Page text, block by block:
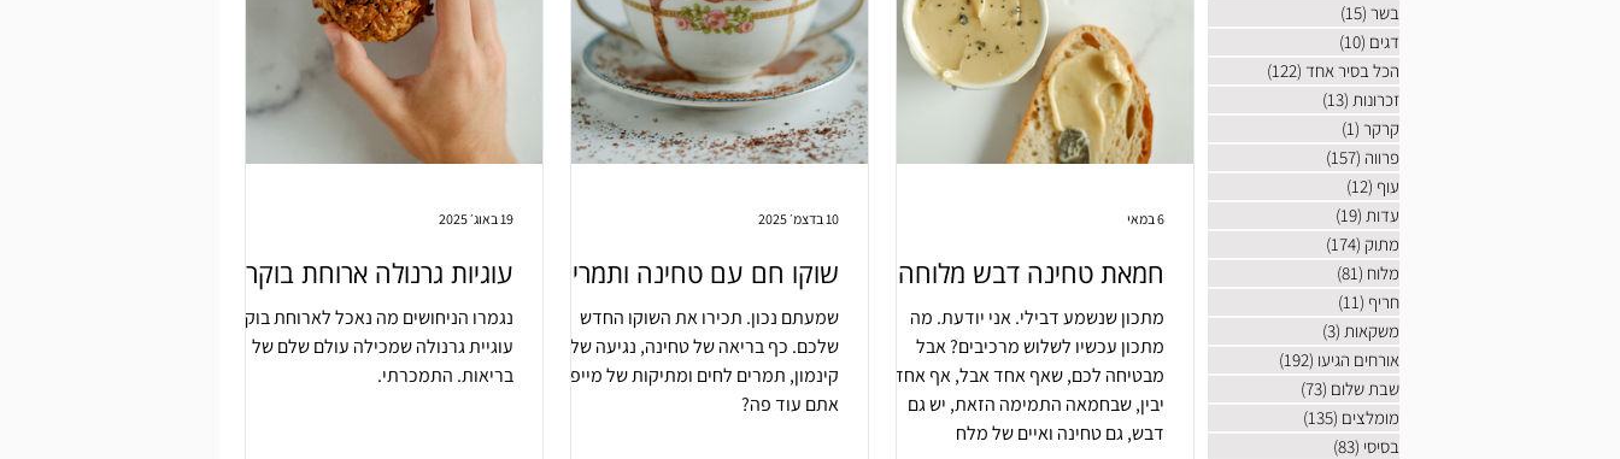
חמאת טחינה דבש מלוחה
מתכון שנשמע דבילי. אני יודעת. מה
מתכון עכשיו לשלוש מרכיבים? אבל
מבטיחה לכם, שאף אחד אבל, אף אחד לא
יבין, שבחמאה התמימה הזאת, יש גם
דבש, גם טחינה ואיים של מלח
6 במאי
שוקו חם עם טחינה ותמרים
שמעתם נכון. תכירו את השוקו החדש
שלכם. כף בריאה של טחינה, נגיעה של
קינמון, תמרים לחים ומתיקות של מייפל.
אתם עוד פה?
10 בדצמ׳ 2025
עוגיות גרנולה ארוחת בוקר
נגמרו הניחושים מה נאכל לארוחת בוקר.
עוגיית גרנולה שמכילה עולם שלם של
בריאות. התמכרתי.
19 באוג׳ 2025
בשר (15)
דגים (10)
הכל בסיר אחד (122)
זכרונות (13)
קרקר (1)
פרווה (157)
עוף (12)
עדות (19)
מתוק (174)
מלוח (81)
חריף (11)
משקאות (3)
אורחים הגיעו (192)
שבת שלום (73)
מומלצים (135)
בסיסי (83)